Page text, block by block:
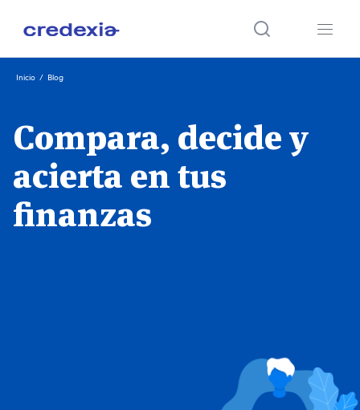
Inicio / Blog
Compara, decide y
acierta en tus
finanzas